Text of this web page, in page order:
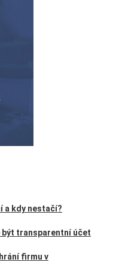
a kdy nestačí?
být transparentní účet
firmu v